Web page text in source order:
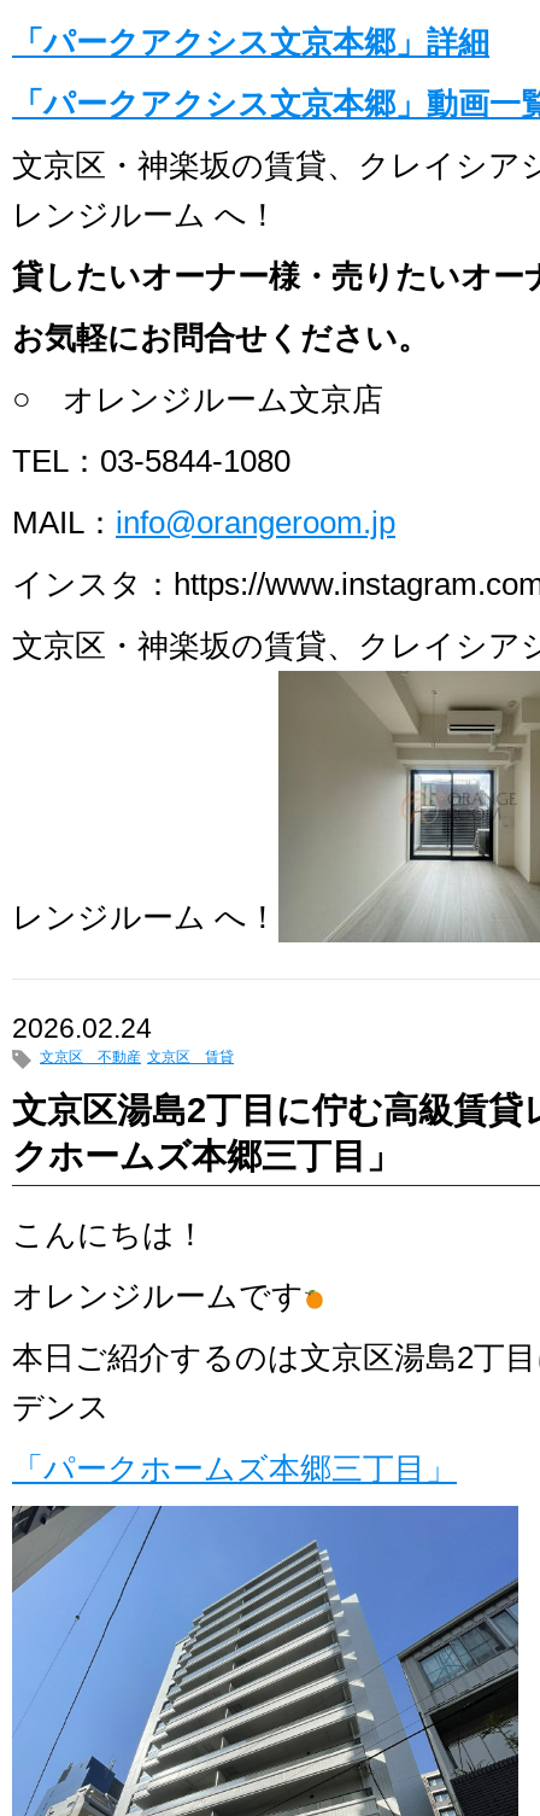
「パークアクシス文京本郷」詳細
「パークアクシス文京本郷」動画一
文京区・神楽坂の賃貸、クレイシア
レンジルーム へ！
貸したいオーナー様・売りたいオー
お気軽にお問合せください。
○ オレンジルーム文京店
TEL：03-5844-1080
MAIL： info@orangeroom.jp
インスタ：https://
文京区・神楽坂の賃貸、クレイシア
レンジルーム へ！
2026.02.24
文京区 不動産 文京区 賃貸
文京区湯島2丁目に佇む高級賃
クホームズ本郷三丁目」
こんにちは！
オレンジルームです
本日ご紹介するのは文京区湯島2丁
デンス
「パークホームズ本郷三丁目」